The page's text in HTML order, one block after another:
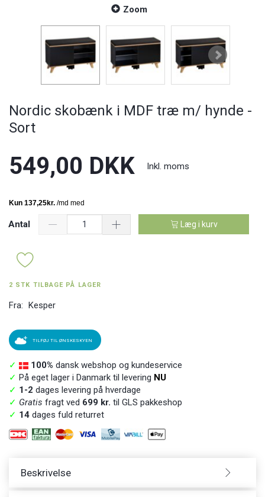
Zoom
Nordic skobænk i MDF træ m/ hynde -
Sort
549,00 DKK Inkl. moms
Antal Læg i kurv
2 STK TILBAGE PÅ LAGER
Fra: Kesper
TILFØJ TIL ØNSKESKYEN
✓ 100% dansk webshop og kundeservice
✓ På eget lager i Danmark til levering NU
✓ 1-2 dages levering på hverdage
✓ Gratis fragt ved 699 kr. til GLS pakkeshop
✓ 14 dages fuld returret
Beskrivelse